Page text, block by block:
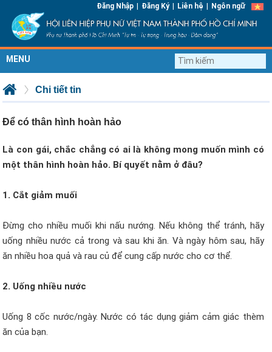
Đăng Nhập | Đăng Ký | Liên hệ | Ngôn ngữ
MENU
Chi tiết tin
Để có thân hình hoàn hảo
Là con gái, chắc chẳng có ai là không mong muốn mình có
một thân hình hoàn hảo. Bí quyết nằm ở đâu?
1. Cắt giảm muối
Đừng cho nhiều muối khi nấu nướng. Nếu không thể tránh, hãy
uống nhiều nước cả trong và sau khi ăn. Và ngày hôm sau, hãy
ăn nhiều hoa quả và rau củ để cung cấp nước cho cơ thể.
2. Uống nhiều nước
Uống 8 cốc nước/ngày. Nước có tác dụng giảm cảm giác thèm
ăn của bạn.